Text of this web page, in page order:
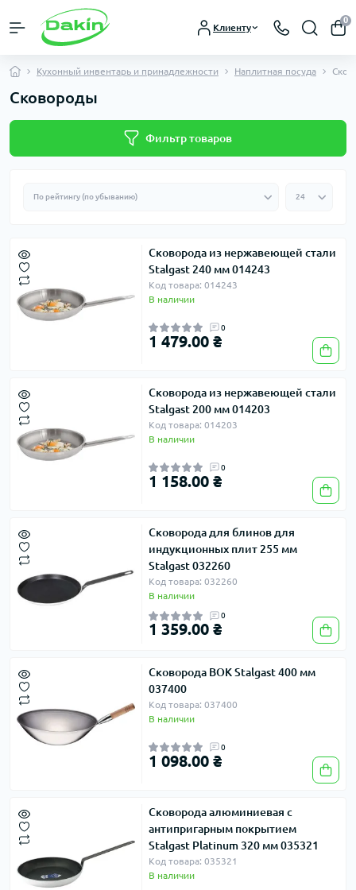
Клиенту
0
Кухонный инвентарь и принадлежности Наплитная посуда
Сковороды
Фильтр товаров
Сковорода из нержавеющей стали
Stalgast 240 мм 014243
Код товара: 014243
В наличии
0
1 479.00 ₴
Сковорода из нержавеющей стали
Stalgast 200 мм 014203
Код товара: 014203
В наличии
0
1 158.00 ₴
Сковорода для блинов для
индукционных плит 255 мм
Stalgast 032260
Код товара: 032260
В наличии
0
1 359.00 ₴
Сковорода ВОК Stalgast 400 мм
037400
Код товара: 037400
В наличии
0
1 098.00 ₴
Сковорода алюминиевая с
антипригарным покрытием
Stalgast Platinum 320 мм 035321
Код товара: 035321
В наличии